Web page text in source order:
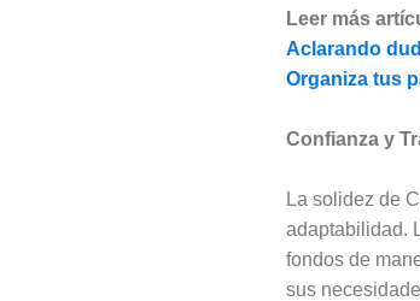
Leer más
Aclarando
Organiza tus
Confianza y
La solidez de
adaptabilidad.
fondos de
sus